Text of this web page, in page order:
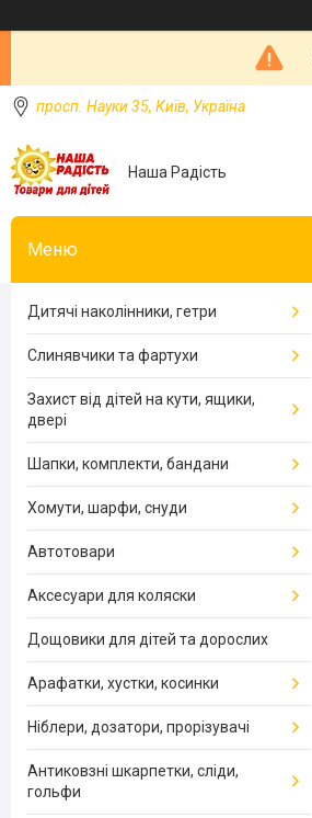
просп. Науки 35, Київ, Україна
Наша Радість
Дитячі наколінники, гетри
Слинявчики та фартухи
Захист від дітей на кути, ящики,
двері
Шапки, комплекти, бандани
Хомути, шарфи, снуди
Автотовари
Аксесуари для коляски
Дощовики для дітей та дорослих
Арафатки, хустки, косинки
Ніблери, дозатори, прорізувачі
Антиковзні шкарпетки, сліди,
гольфи